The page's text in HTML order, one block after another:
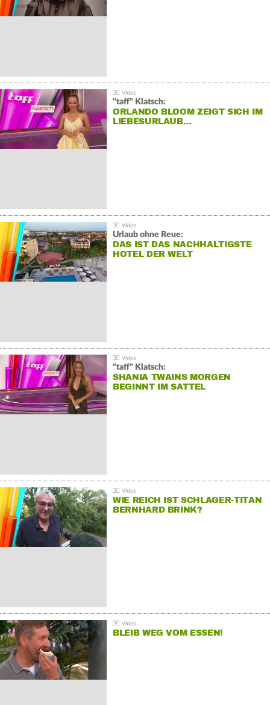
"taff" Klatsch:
ORLANDO BLOOM ZEIGT SICH IM
LIEBESURLAUB…
Urlaub ohne Reue:
DAS IST DAS NACHHALTIGSTE
HOTEL DER WELT
"taff" Klatsch:
SHANIA TWAINS MORGEN
BEGINNT IM SATTEL
WIE REICH IST SCHLAGER-TITAN
BERNHARD BRINK?
BLEIB WEG VOM ESSEN!